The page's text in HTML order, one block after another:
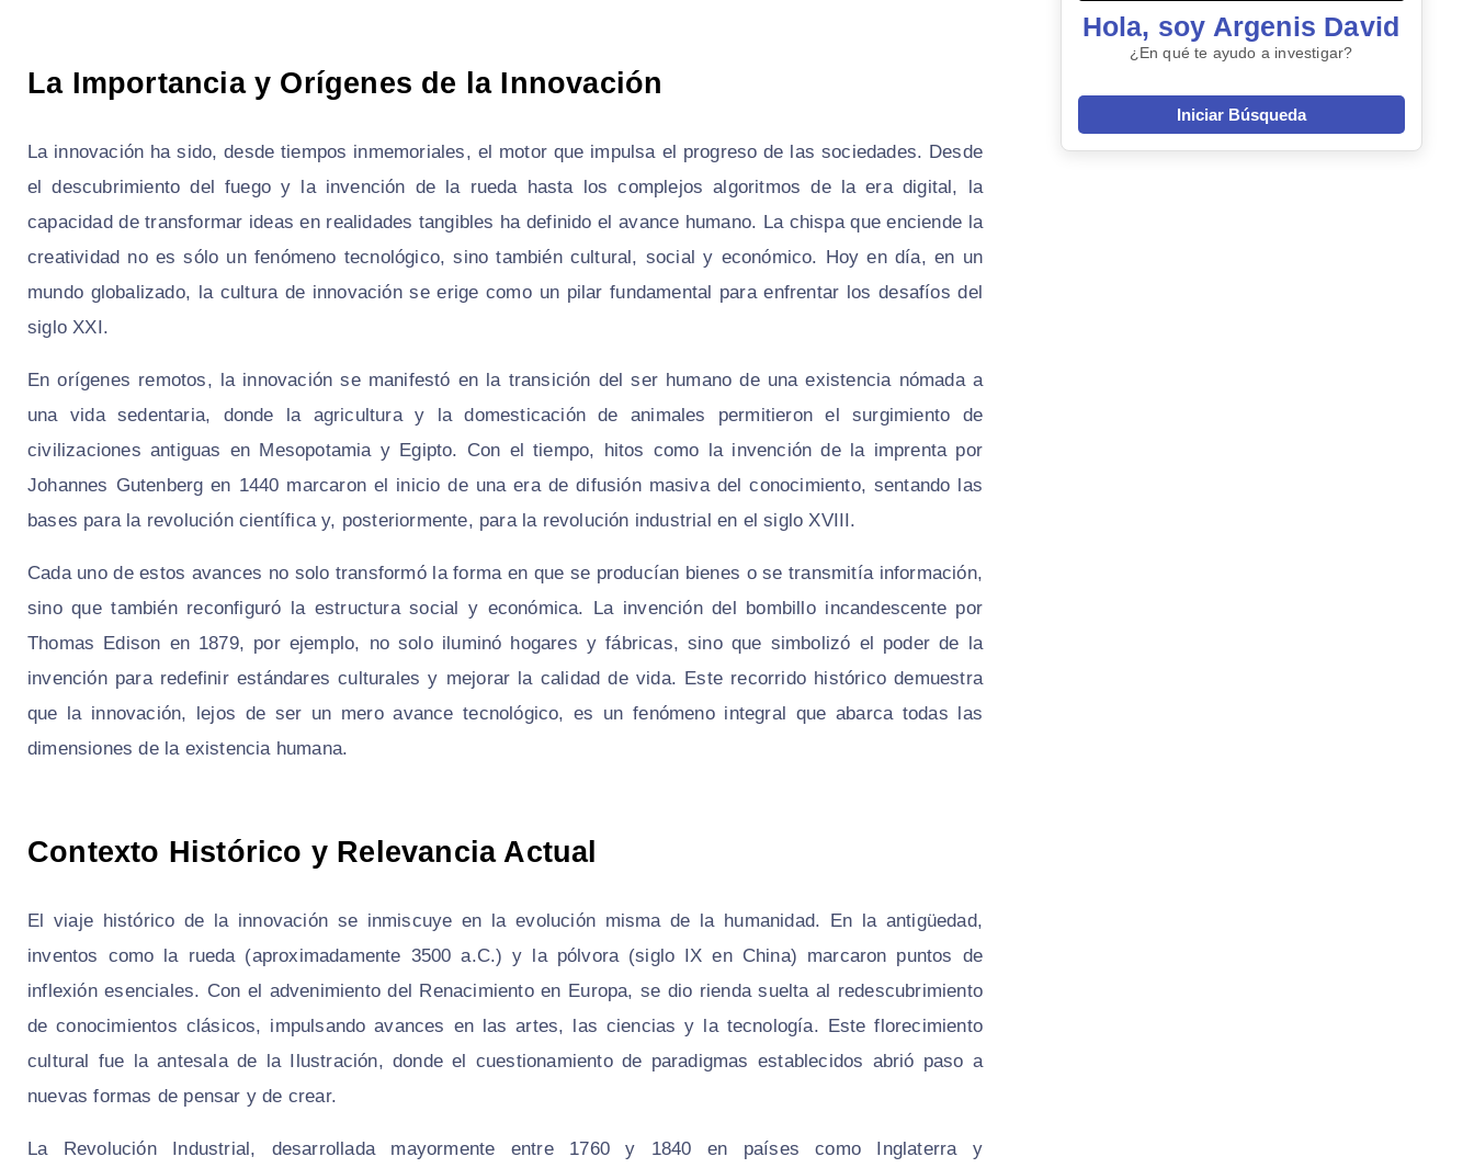
La Importancia y Orígenes de la Innovación
La innovación ha sido, desde tiempos inmemoriales, el motor que impulsa el progreso de las sociedades. Desde
el descubrimiento del fuego y la invención de la rueda hasta los complejos algoritmos de la era digital, la
capacidad de transformar ideas en realidades tangibles ha definido el avance humano. La chispa que enciende la
creatividad no es sólo un fenómeno tecnológico, sino también cultural, social y económico. Hoy en día, en un
mundo globalizado, la cultura de innovación se erige como un pilar fundamental para enfrentar los desafíos del
siglo XXI.
En orígenes remotos, la innovación se manifestó en la transición del ser humano de una existencia nómada a
una vida sedentaria, donde la agricultura y la domesticación de animales permitieron el surgimiento de
civilizaciones antiguas en Mesopotamia y Egipto. Con el tiempo, hitos como la invención de la imprenta por
Johannes Gutenberg en 1440 marcaron el inicio de una era de difusión masiva del conocimiento, sentando las
bases para la revolución científica y, posteriormente, para la revolución industrial en el siglo XVIII.
Cada uno de estos avances no solo transformó la forma en que se producían bienes o se transmitía información,
sino que también reconfiguró la estructura social y económica. La invención del bombillo incandescente por
Thomas Edison en 1879, por ejemplo, no solo iluminó hogares y fábricas, sino que simbolizó el poder de la
invención para redefinir estándares culturales y mejorar la calidad de vida. Este recorrido histórico demuestra
que la innovación, lejos de ser un mero avance tecnológico, es un fenómeno integral que abarca todas las
dimensiones de la existencia humana.
Contexto Histórico y Relevancia Actual
El viaje histórico de la innovación se inmiscuye en la evolución misma de la humanidad. En la antigüedad,
inventos como la rueda (aproximadamente 3500 a.C.) y la pólvora (siglo IX en China) marcaron puntos de
inflexión esenciales. Con el advenimiento del Renacimiento en Europa, se dio rienda suelta al redescubrimiento
de conocimientos clásicos, impulsando avances en las artes, las ciencias y la tecnología. Este florecimiento
cultural fue la antesala de la Ilustración, donde el cuestionamiento de paradigmas establecidos abrió paso a
nuevas formas de pensar y de crear.
La Revolución Industrial, desarrollada mayormente entre 1760 y 1840 en países como Inglaterra y
Hola, soy Argenis David
¿En qué te ayudo a investigar?
Iniciar Búsqueda